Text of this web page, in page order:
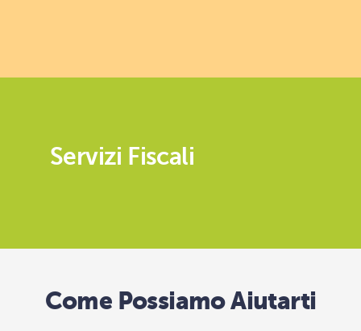
Servizi Fiscali
Come Possiamo Aiutarti